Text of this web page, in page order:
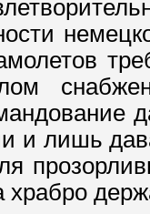
и лишь
храбро